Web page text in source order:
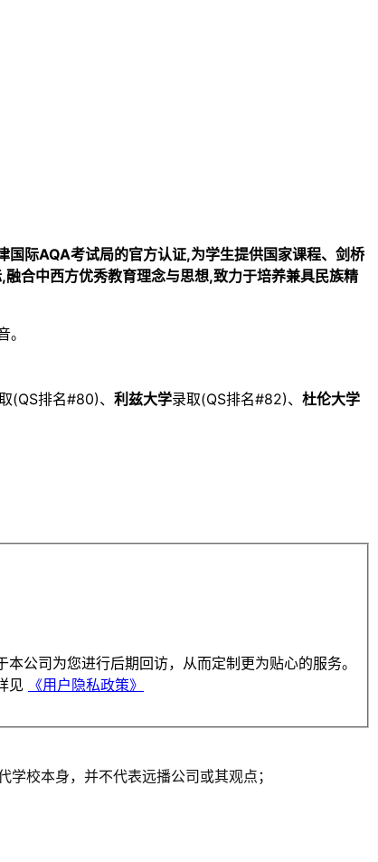
际AQA考试局的官方认证,为学生提供国家课程、剑桥
合中西方优秀教育理念与思想,致力于培养兼具民族精
(QS排名#80)、 利兹大学录取(QS排名#82)、 杜伦大学
公司为您进行后期回访，从而定制更为贴心的服务。
见
《用户隐私政策》
学校本身，并不代表远播公司或其观点；